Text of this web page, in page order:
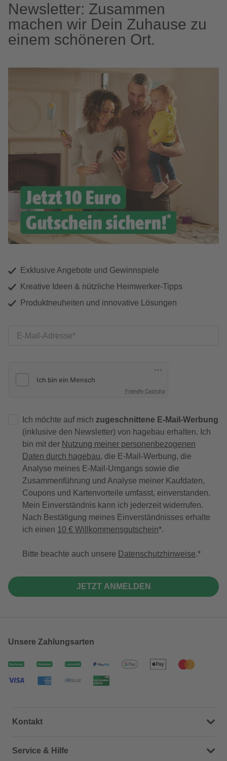
Newsletter: Zusammen
machen wir Dein Zuhause zu
einem schöneren Ort.
Exklusive Angebote und Gewinnspiele
Kreative Ideen & nützliche Heimwerker-Tipps
Produktneuheiten und innovative Lösungen
E-Mail-Adresse
Friendly Captcha
Ich möchte auf mich zugeschnittene E-Mail-Werbung
(inklusive den Newsletter) von hagebau erhalten. Ich
bin mit der Nutzung meiner personenbezogenen
Daten durch hagebau, die E-Mail-Werbung, die
Analyse meines E-Mail-Umgangs sowie die
Zusammenführung und Analyse meiner Kaufdaten,
Coupons und Kartenvorteile umfasst, einverstanden.
Mein Einverständnis kann ich jederzeit widerrufen.
Nach Bestätigung meines Einverständnisses erhalte
ich einen 10 € Willkommensgutschein*.
Bitte beachte auch unsere Datenschutzhinweise.
JETZT ANMELDEN
Unsere Zahlungsarten
Kontakt
Dein Kontakt zu uns
Service & Hilfe